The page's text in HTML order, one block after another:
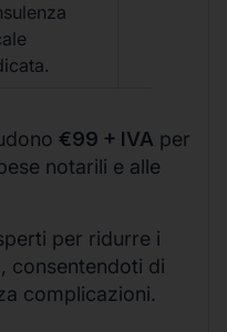
€99 + IVA per
notarili e alle
per ridurre i
consentendoti di
complicazioni.